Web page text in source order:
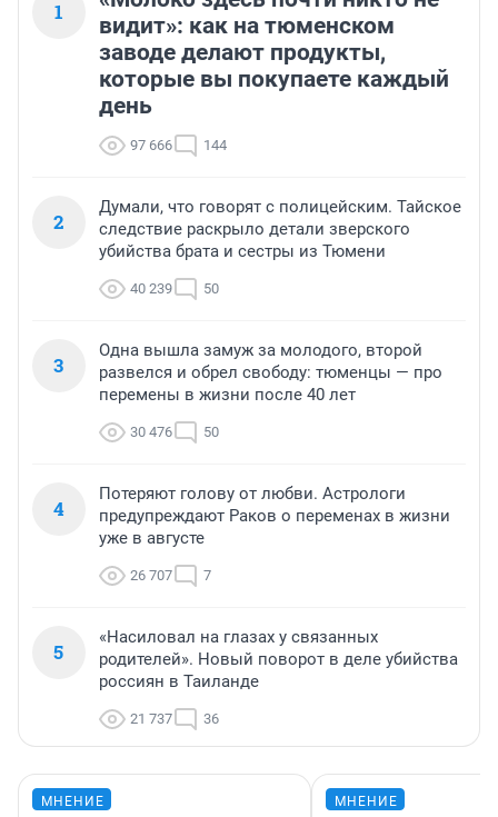
1
видит»: как на тюменском
заводе делают продукты,
которые вы покупаете каждый
день
97 666 144
2
Думали, что говорят с полицейским. Тайское
следствие раскрыло детали зверского
убийства брата и сестры из Тюмени
40 239 50
3
Одна вышла замуж за молодого, второй
развелся и обрел свободу: тюменцы — про
перемены в жизни после 40 лет
30 476 50
4
Потеряют голову от любви. Астрологи
предупреждают Раков о переменах в жизни
уже в августе
26 707 7
5
«Насиловал на глазах у связанных
родителей». Новый поворот в деле убийства
россиян в Таиланде
21 737 36
МНЕНИЕ МНЕНИЕ